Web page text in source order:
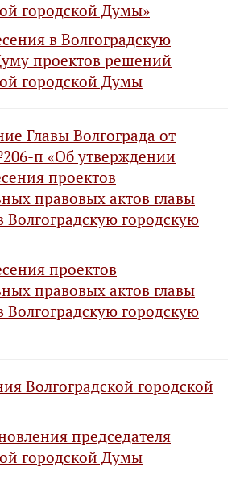
городской Думы»
в Волгоградскую
проектов решений
городской Думы
Главы Волгограда от
п «Об утверждении
проектов
правовых актов главы
Волгоградскую городскую
проектов
правовых актов главы
Волгоградскую городскую
Волгоградской городской
председателя
городской Думы